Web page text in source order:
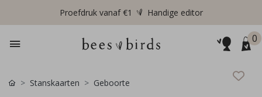
Proefdruk vanaf €1 Handige editor
0
Stanskaarten Geboorte